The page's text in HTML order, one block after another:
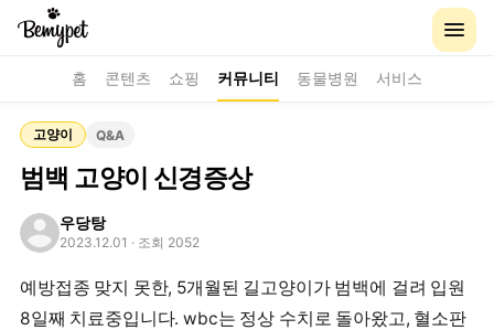
홈 콘텐츠 쇼핑 커뮤니티 동물병원 서비스
고양이 Q&A
범백 고양이 신경증상
우당탕
2023.12.01 · 조회 2052
예방접종 맞지 못한, 5개월된 길고양이가 범백에 걸려 입원
8일째 치료중입니다. wbc는 정상 수치로 돌아왔고, 혈소판